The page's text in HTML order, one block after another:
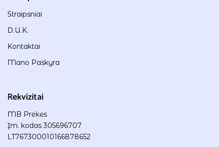
Straipsniai
D.U.K.
Kontaktai
Mano Paskyra
Rekvizitai
MB Prekės
Įm. kodas 305696707
LT767300010166878652